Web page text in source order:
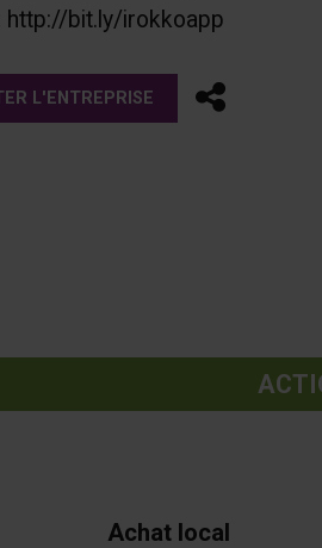
http://bit.ly/irokkoapp
L'ENTREPRISE
Achat local